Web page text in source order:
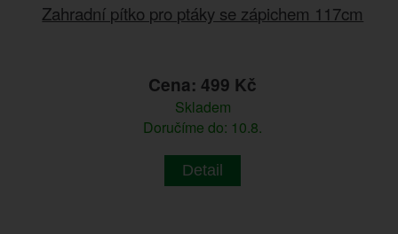
Zahradní pítko pro ptáky se zápichem 117cm
Cena: 499 Kč
Skladem
Doručíme do: 10.8.
Detail